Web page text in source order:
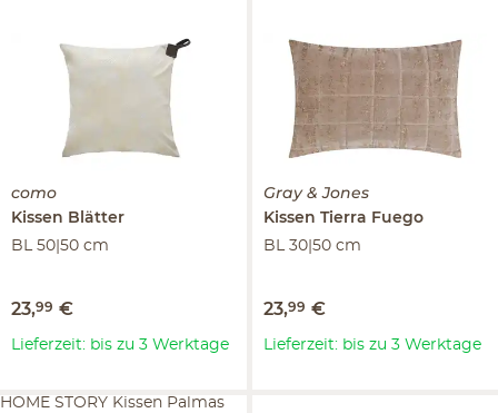
como
Kissen Blätter
BL 50|50 cm
23,99 €
Lieferzeit: bis zu 3 Werktage
Gray & Jones
Kissen Tierra Fuego
BL 30|50 cm
23,99 €
Lieferzeit: bis zu 3 Werktage
HOME STORY Kissen Palmas